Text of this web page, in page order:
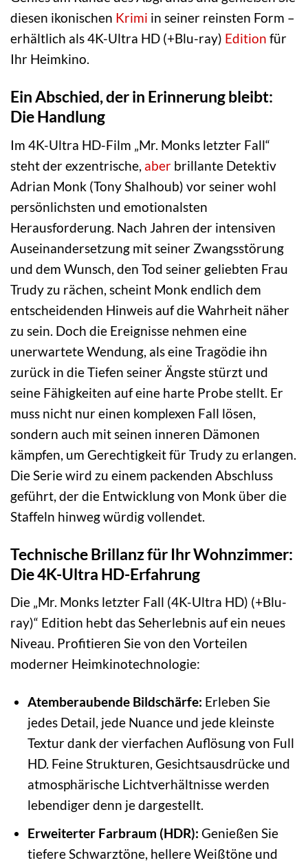
diesen ikonischen Krimi in seiner reinsten Form –
erhältlich als 4K-Ultra HD (+Blu-ray) Edition für
Ihr Heimkino.
Ein Abschied, der in Erinnerung bleibt:
Die Handlung
Im 4K-Ultra HD-Film „Mr. Monks letzter Fall“
steht der exzentrische, aber brillante Detektiv
Adrian Monk (Tony Shalhoub) vor seiner wohl
persönlichsten und emotionalsten
Herausforderung. Nach Jahren der intensiven
Auseinandersetzung mit seiner Zwangsstörung
und dem Wunsch, den Tod seiner geliebten Frau
Trudy zu rächen, scheint Monk endlich dem
entscheidenden Hinweis auf die Wahrheit näher
zu sein. Doch die Ereignisse nehmen eine
unerwartete Wendung, als eine Tragödie ihn
zurück in die Tiefen seiner Ängste stürzt und
seine Fähigkeiten auf eine harte Probe stellt. Er
muss nicht nur einen komplexen Fall lösen,
sondern auch mit seinen inneren Dämonen
kämpfen, um Gerechtigkeit für Trudy zu erlangen.
Die Serie wird zu einem packenden Abschluss
geführt, der die Entwicklung von Monk über die
Staffeln hinweg würdig vollendet.
Technische Brillanz für Ihr Wohnzimmer:
Die 4K-Ultra HD-Erfahrung
Die „Mr. Monks letzter Fall (4K-Ultra HD) (+Blu-
ray)“ Edition hebt das Seherlebnis auf ein neues
Niveau. Profitieren Sie von den Vorteilen
moderner Heimkinotechnologie:
Atemberaubende Bildschärfe: Erleben Sie
jedes Detail, jede Nuance und jede kleinste
Textur dank der vierfachen Auflösung von Full
HD. Feine Strukturen, Gesichtsausdrücke und
atmosphärische Lichtverhältnisse werden
lebendiger denn je dargestellt.
Erweiterter Farbraum (HDR): Genießen Sie
tiefere Schwarztöne, hellere Weißtöne und